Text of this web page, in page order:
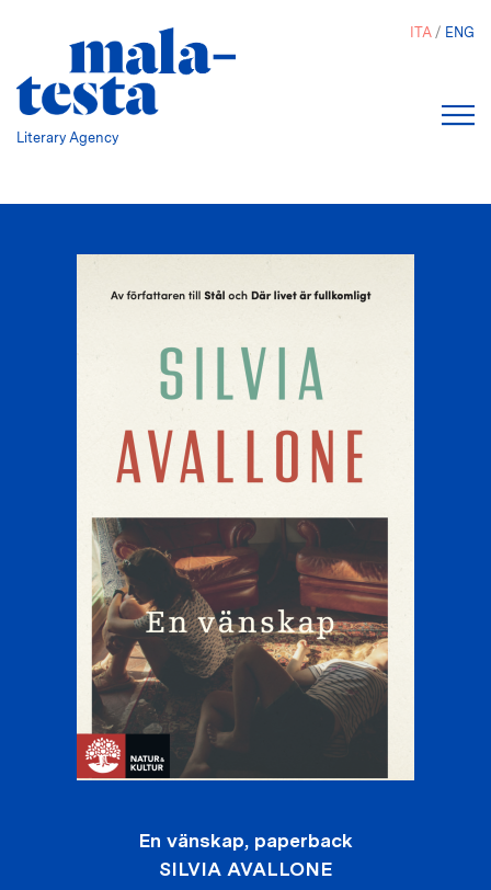
Literary Agency
ITA ENG
En vänskap, paperback
SILVIA AVALLONE